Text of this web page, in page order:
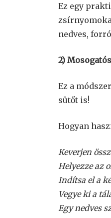
Ez egy
nedves,
2)
Ez a
sütőt is!
Hogyan
Keverjen
Helyezze az
Indítsa el a
Vegye ki a
Egy nedves